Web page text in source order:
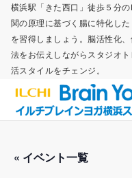
横浜駅「きた西口」徒歩５分
関の原理に基づく腸に特化し
を習得しましょう。脳活性化
法をお伝えしながらスタジオ
活スタイルをチェンジ。
« イベント一覧